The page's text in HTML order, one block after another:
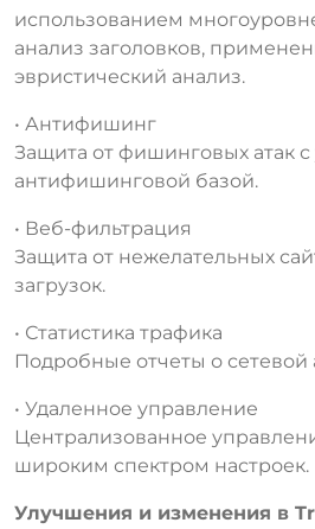
использованием
анализ заголовков,
эвристический анализ.
• Антифишинг
Защита от фишинговых атак
антифишинговой базой.
• Веб-фильтрация
Защита от нежелательных
загрузок.
• Статистика трафика
Подробные отчеты о сетевой
• Удаленное управление
Централизованное
широким спектром настроек.
Улучшения и изменения в